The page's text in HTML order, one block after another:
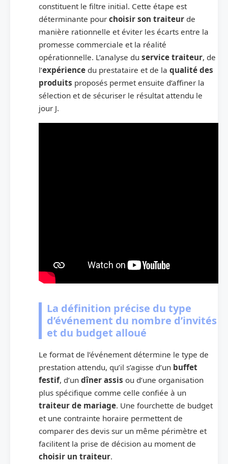
constituent le filtre initial. Cette étape est
déterminante pour choisir son traiteur de
manière rationnelle et éviter les écarts entre la
promesse commerciale et la réalité
opérationnelle. L’analyse du service traiteur, de
l’expérience du prestataire et de la qualité des
produits proposés permet ensuite d’affiner la
sélection et de sécuriser le résultat attendu le
jour J.
La définition précise du type
d’événement du nombre d’invités
et du budget alloué
Le format de l’événement détermine le type de
prestation attendu, qu’il s’agisse d’un buffet
festif, d’un dîner assis ou d’une organisation
plus spécifique comme celle confiée à un
traiteur de mariage. Une fourchette de budget
et une contrainte horaire permettent de
comparer des devis sur un même périmètre et
facilitent la prise de décision au moment de
choisir un traiteur.